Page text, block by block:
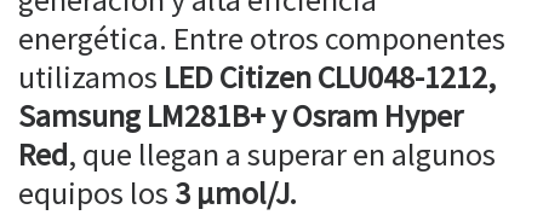
energética. Entre otros componentes
utilizamos LED Citizen CLU048-1212,
Samsung LM281B+ y Osram Hyper
Red, que llegan a superar en algunos
equipos los 3 µmol/J.